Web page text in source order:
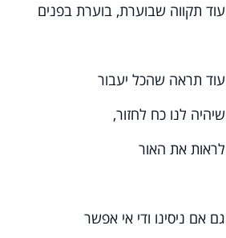
עוד תקווה שבוערת, בוערת בפנים
עוד תראה שהכל יעבור
שיהיה לנו כח לחזור,
לראות את האור
גם אם ניסינו ודי אי אפשר